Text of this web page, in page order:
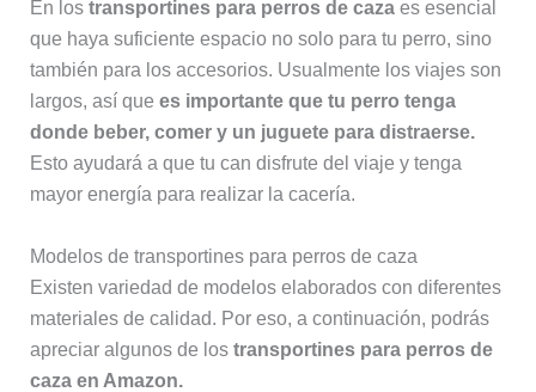
En los transportines para perros de cazaes esencial
que haya suficiente espacio no solo para tu perro, sino
también para los accesorios. Usualmente los viajes son
largos, así que es importante que tu perro tenga
donde beber, comer y un juguete para distraerse.
Esto ayudará a que tu can disfrute del viaje y tenga
mayor energía para realizar la cacería.
Modelos de transportines para perros de caza
Existen variedad de modelos elaborados con diferentes
materiales de calidad. Por eso, a continuación, podrás
apreciar algunos de los transportines para perros de
caza en Amazon.